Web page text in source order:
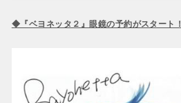
◆『ベヨネッタ２』眼鏡の予約がスタート！